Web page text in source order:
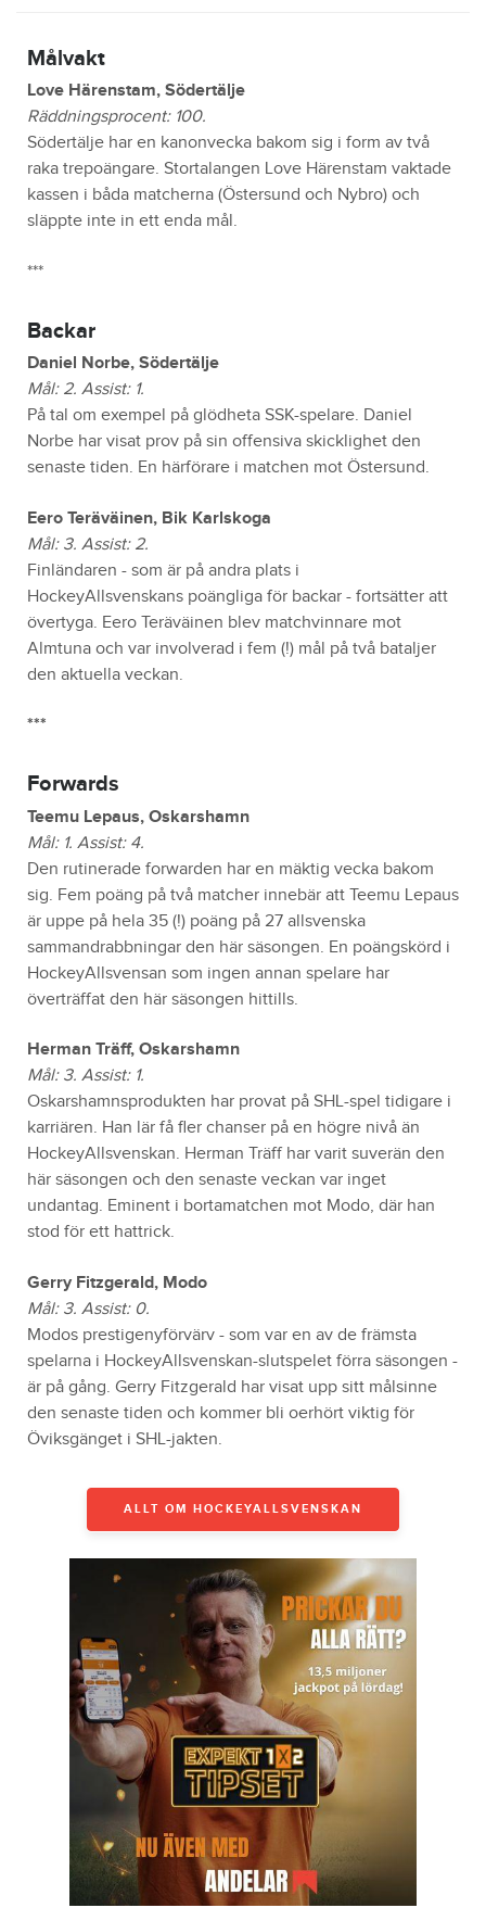
Målvakt
Love Härenstam, Södertälje
Räddningsprocent: 100.
Södertälje har en kanonvecka bakom sig i form av två
raka trepoängare. Stortalangen Love Härenstam vaktade
kassen i båda matcherna (Östersund och Nybro) och
släppte inte in ett enda mål.
***
Backar
Daniel Norbe, Södertälje
Mål: 2. Assist: 1.
På tal om exempel på glödheta SSK-spelare. Daniel
Norbe har visat prov på sin offensiva skicklighet den
senaste tiden. En härförare i matchen mot Östersund.
Eero Teräväinen, Bik Karlskoga
Mål: 3. Assist: 2.
Finländaren - som är på andra plats i
HockeyAllsvenskans poängliga för backar - fortsätter att
övertyga. Eero Teräväinen blev matchvinnare mot
Almtuna och var involverad i fem (!) mål på två bataljer
den aktuella veckan.
***
Forwards
Teemu Lepaus, Oskarshamn
Mål: 1. Assist: 4.
Den rutinerade forwarden har en mäktig vecka bakom
sig. Fem poäng på två matcher innebär att Teemu Lepaus
är uppe på hela 35 (!) poäng på 27 allsvenska
sammandrabbningar den här säsongen. En poängskörd i
HockeyAllsvensan som ingen annan spelare har
överträffat den här säsongen hittills.
Herman Träff, Oskarshamn
Mål: 3. Assist: 1.
Oskarshamnsprodukten har provat på SHL-spel tidigare i
karriären. Han lär få fler chanser på en högre nivå än
HockeyAllsvenskan. Herman Träff har varit suverän den
här säsongen och den senaste veckan var inget
undantag. Eminent i bortamatchen mot Modo, där han
stod för ett hattrick.
Gerry Fitzgerald, Modo
Mål: 3. Assist: 0.
Modos prestigenyförvärv - som var en av de främsta
spelarna i HockeyAllsvenskan-slutspelet förra säsongen -
är på gång. Gerry Fitzgerald har visat upp sitt målsinne
den senaste tiden och kommer bli oerhört viktig för
Öviksgänget i SHL-jakten.
ALLT OM HOCKEYALLSVENSKAN